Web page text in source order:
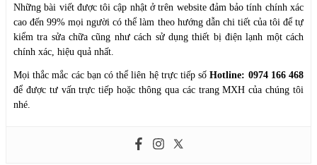
Những bài viết được tôi cập nhật ở trên website đảm bảo tính chính xác
cao đến 99% mọi người có thể làm theo hướng dẫn chi tiết của tôi để tự
kiểm tra sửa chữa cũng như cách sử dụng thiết bị điện lạnh một cách
chính xác, hiệu quả nhất.
Mọi thắc mắc các bạn có thể liên hệ trực tiếp sốHotline: 0974 166 468
để được tư vấn trực tiếp hoặc thông qua các trang MXH của chúng tôi
nhé.